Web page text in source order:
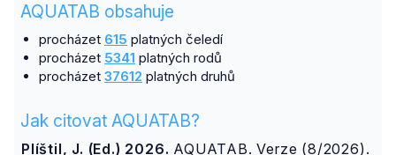
AQUATAB obsahuje
procházet 615 platných čeledí
procházet 5341 platných rodů
procházet 37612 platných druhů
Jak citovat AQUATAB?
Plíštil, J. (Ed.) 2026. AQUATAB. Verze (8/2026).